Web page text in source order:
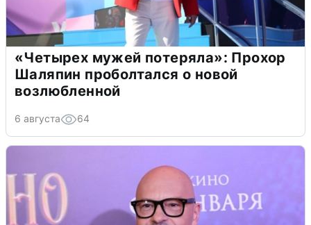
«Четырех мужей потеряла»: Прохор
Шаляпин проболтался о новой
возлюбленной
6 августа 64